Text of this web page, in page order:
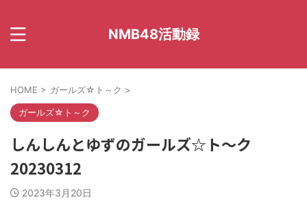
NMB48活動録
HOME > ガールズ☆ト～ク >
ガールズ☆ト～ク
しんしんとゆずのガールズ☆ト～ク
20230312
2023年3月20日